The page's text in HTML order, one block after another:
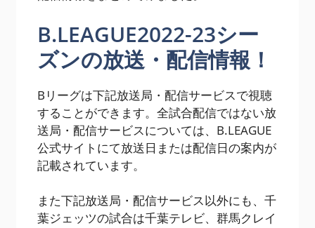
B.LEAGUE2022-23シー
ズンの放送・配信情報！
Bリーグは下記放送局・配信サービスで視聴
することができます。全試合配信ではない放
送局・配信サービスについては、B.LEAGUE
公式サイトにて放送日または配信日の案内が
記載されています。
また下記​放送局・配信サービス以外にも、千
葉ジェッツの試合は千葉テレビ、群馬クレイ